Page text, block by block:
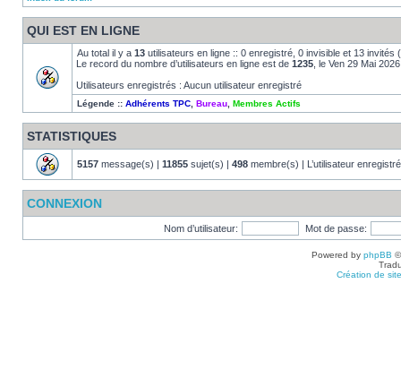
QUI EST EN LIGNE
Au total il y a 13 utilisateurs en ligne :: 0 enregistré, 0 invisible et 13
Le record du nombre d’utilisateurs en ligne est de 1235 , le Ven 29 Mai
Utilisateurs enregistrés : Aucun utilisateur enregistré
Légende :: Adhérents TPC Bureau Membres Actifs
STATISTIQUES
5157 message(s) | 11855 sujet(s) | 498 membre(s) | L’utilisateur
CONNEXION
Nom d’utilisateur: Mot de passe:
Powered by phpBB
Création de